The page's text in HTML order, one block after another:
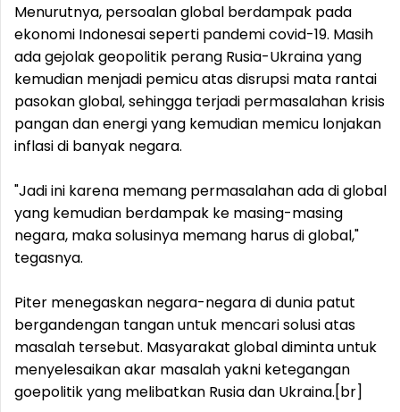
Menurutnya, persoalan global berdampak pada
ekonomi Indonesai seperti pandemi covid-19. Masih
ada gejolak geopolitik perang Rusia-Ukraina yang
kemudian menjadi pemicu atas disrupsi mata rantai
pasokan global, sehingga terjadi permasalahan krisis
pangan dan energi yang kemudian memicu lonjakan
inflasi di banyak negara.
"Jadi ini karena memang permasalahan ada di global
yang kemudian berdampak ke masing-masing
negara, maka solusinya memang harus di global,"
tegasnya.
Piter menegaskan negara-negara di dunia patut
bergandengan tangan untuk mencari solusi atas
masalah tersebut. Masyarakat global diminta untuk
menyelesaikan akar masalah yakni ketegangan
goepolitik yang melibatkan Rusia dan Ukraina.[br]